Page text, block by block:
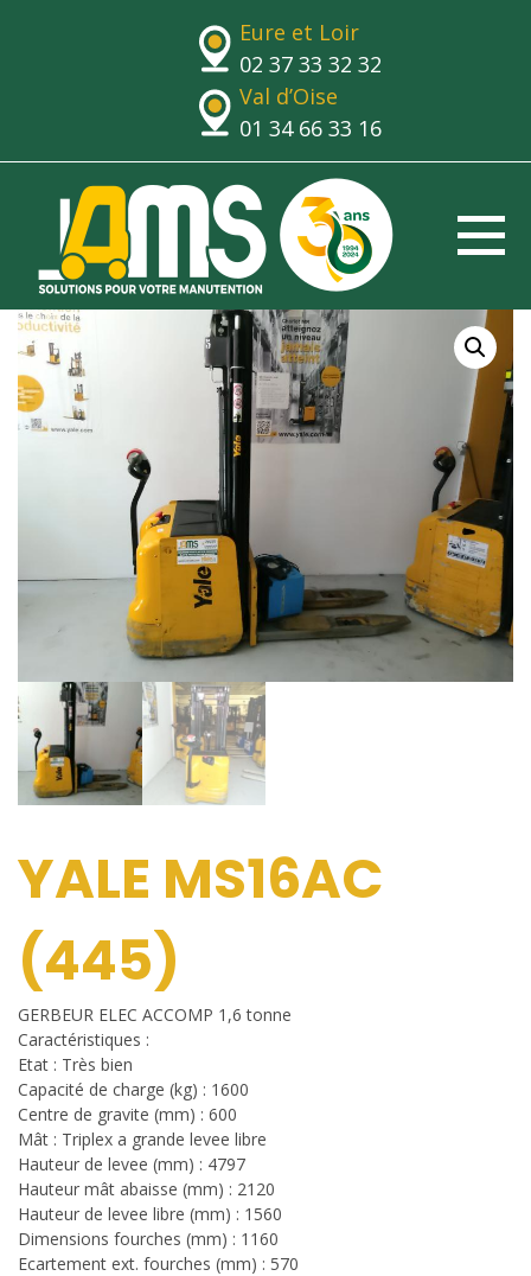
Eure et Loir
02 37 33 32 32
Val d’Oise
01 34 66 33 16
YALE MS16AC
(445)
GERBEUR ELEC ACCOMP 1,6 tonne
Caractéristiques :
Etat : Très bien
Capacité de charge (kg) : 1600
Centre de gravite (mm) : 600
Mât : Triplex a grande levee libre
Hauteur de levee (mm) : 4797
Hauteur mât abaisse (mm) : 2120
Hauteur de levee libre (mm) : 1560
Dimensions fourches (mm) : 1160
Ecartement ext. fourches (mm) : 570